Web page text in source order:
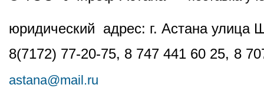
юридический адрес: г. Астана
8(7172) 77-20-75, 8 747 441 60 25, 8
astana@mail.ru